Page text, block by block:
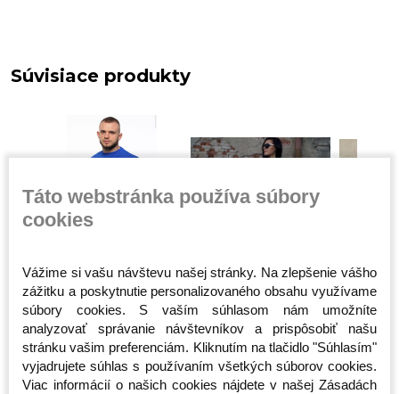
Súvisiace produkty
Jest
Mikina - Octagon -
Logo Smash - Modrá
Skladom
45,99 €
S M XL XXL
Dámske Tričko -
Octagon - Bad Girl -
Skladom
23,00 €
M L
Dámske
Octagon
Čierne
Skladom
23,00 €
S
Táto webstránka používa súbory
cookies
Vážime si vašu návštevu našej stránky. Na zlepšenie vášho
zážitku a poskytnutie personalizovaného obsahu využívame
súbory cookies. S vaším súhlasom nám umožníte
analyzovať správanie návštevníkov a prispôsobiť našu
stránku vašim preferenciám. Kliknutím na tlačidlo "Súhlasím"
vyjadrujete súhlas s používaním všetkých súborov cookies.
Viac informácií o našich cookies nájdete v našej Zásadách